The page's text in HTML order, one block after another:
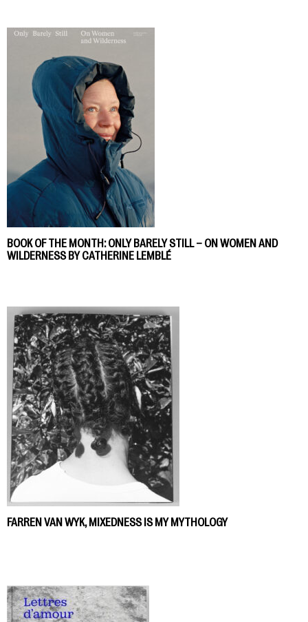
BOOK OF THE MONTH: ONLY BARELY STILL – ON WOMEN AND
WILDERNESS BY CATHERINE LEMBLÉ
FARREN VAN WYK, MIXEDNESS IS MY MYTHOLOGY